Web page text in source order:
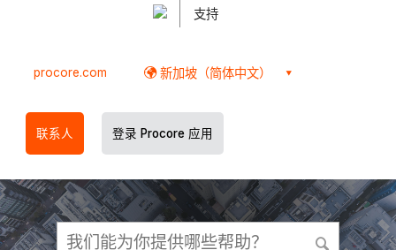
支持
procore.com 新加坡（简体中文）
联系人 登录 Procore 应用